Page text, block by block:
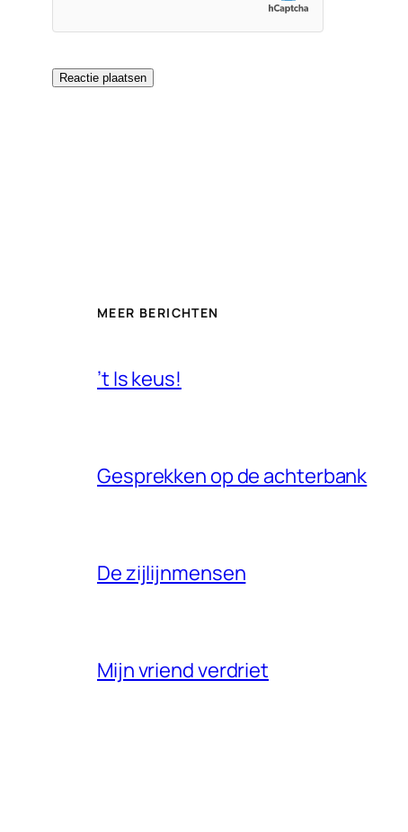
MEER BERICHTEN
’t Is keus!
Gesprekken op de achterbank
De zijlijnmensen
Mijn vriend verdriet